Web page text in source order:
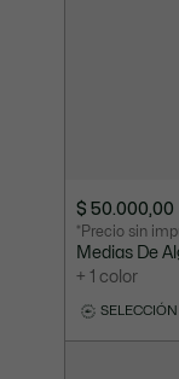
$ 50.000,00
*Precio sin
Medias De
+ 1 color